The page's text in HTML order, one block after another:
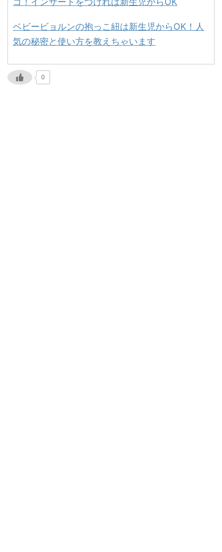
ベビービョルンの抱っこ紐は新生児からOK！人
気の秘密と使い方を教えちゃいます
0